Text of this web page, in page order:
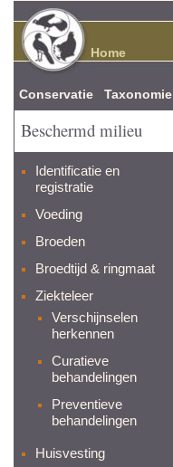
Beschermd milieu
Identificatie en
registratie
Voeding
Broeden
Broedtijd & ringmaat
Ziekteleer
Verschijnselen
herkennen
Curatieve
behandelingen
Preventieve
behandelingen
Huisvesting
Home
Conservatie Taxonomie